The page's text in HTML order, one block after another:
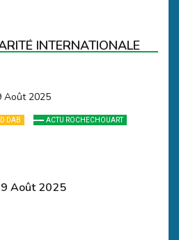
INTERNATIONALE
DAB
ACTU ROCHECHOUART
Août 2025